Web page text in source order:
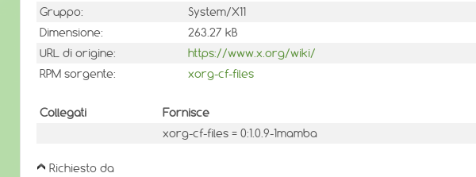
Gruppo:
System/X11
Dimensione:
263.27 kB
URL di origine:
https://www.x.org/wiki/
RPM sorgente:
xorg-cf-files
Collegati Fornisce
xorg-cf-files = 0:1.0.9-1mamba
Richiesto da